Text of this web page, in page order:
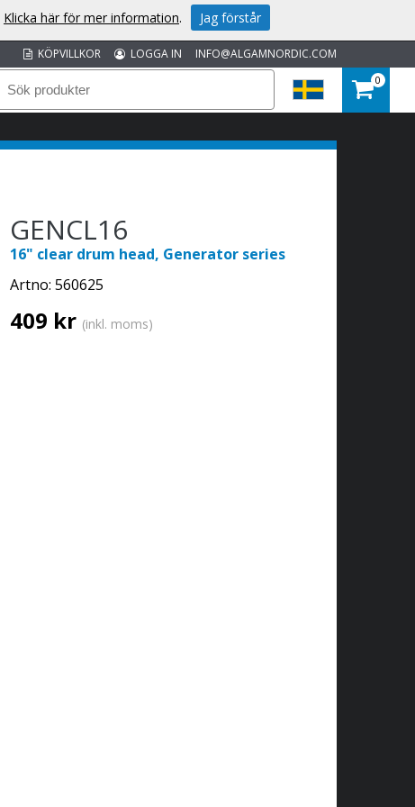
INFO@ALGAMNORDIC.COM
LOGGA IN
KÖPVILLKOR
0
GENCL16
16" clear drum head, Generator series
Artno: 560625
409 kr (inkl. moms)
Klicka här för mer information. Jag förstår